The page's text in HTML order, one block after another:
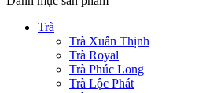
Trà
Trà Xuân Thịnh
Trà Royal
Trà Phúc Long
Trà Lộc Phát